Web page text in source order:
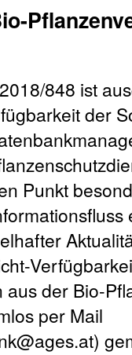
848 ist
der
Punkt
der Bio-
per Mail